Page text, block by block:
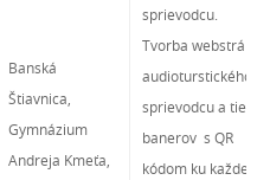
Banská
Štiavnica,
Gymnázium
Andreja Kmeťa,
sprievodcu.
Tvorba webstránky
audioturstického
sprievodcu a tiež
banerov s QR
kódom ku každej